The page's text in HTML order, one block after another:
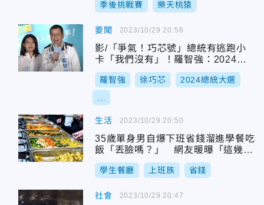
季後挑戰賽 樂天桃猿
要聞
影/「爭氣！巧芯號」總統有逃跑小
卡「我們沒有」！羅智強：2024戰
爭與和平要選對
羅智強 徐巧芯 2024總統大選
2023/10/29 20:56
生活
35歲單身男自爆下班省錢溜進學餐吃
飯「丟臉嗎？」 網友暖曝「這幾
家」更好吃
學生餐廳 上班族 省錢
2023/10/29 20:50
社會 2023/10/29 20:47